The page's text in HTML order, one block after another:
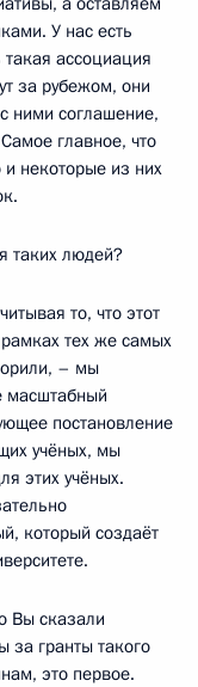
У нас есть
такая ассоциация
за рубежом, они
ними соглашение,
главное, что
и некоторые из них
таких людей?
то, что этот
тех же самых
– мы
масштабный
постановление
учёных, мы
этих учёных.
который создаёт
Вы сказали
за гранты такого
это первое.